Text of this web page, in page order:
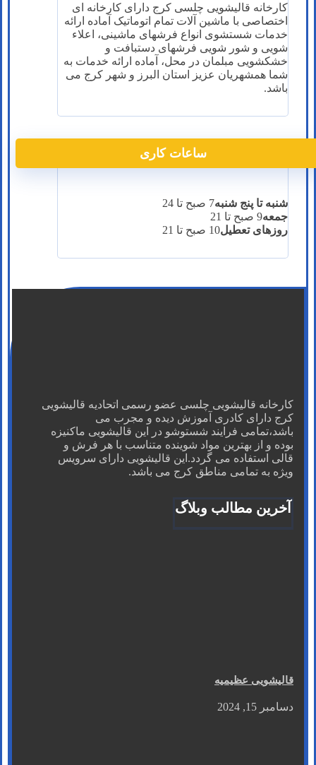
کارخانه قالیشویی چلسی کرج دارای کارخانه ای
اختصاصی با ماشین آلات تمام اتوماتیک آماده ارائه
خدمات شستشوی انواع فرشهای ماشینی، اعلاء
شویی و شور شویی فرشهای دستبافت و
خشکشویی مبلمان در محل، آماده ارائه خدمات به
شما همشهریان عزیز استان البرز و شهر کرج می
باشد.
ساعات کاری
شنبه تا پنج شنبه7 صبح تا 24
جمعه9 صبح تا 21
روزهای تعطیل10 صبح تا 21
کارخانه قالیشویی چلسی عضو رسمی اتحادیه قالیشویی
کرج دارای کادری آموزش دیده و مجرب می
باشد،تمامی فرایند شستوشو در این قالیشویی ماکنیزه
بوده و از بهترین مواد شوینده متناسب با هر فرش و
قالی استفاده می گردد.این قالیشویی دارای سرویس
ویژه به تمامی مناطق کرج می باشد.
آخرین مطالب وبلاگ
قالیشویی عظیمیه
دسامبر 15, 2024